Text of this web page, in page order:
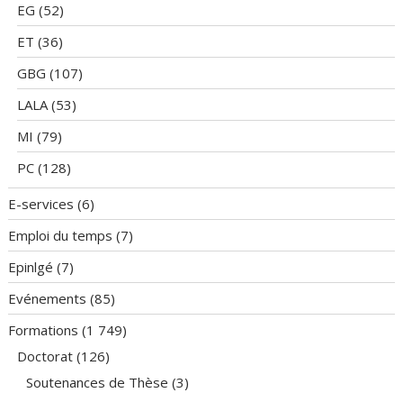
EG (52)
ET (36)
GBG (107)
LALA(53)
MI (79)
PC (128)
E-services (6)
Emploi du temps (7)
Epinlgé (7)
Evénements (85)
Formations (1 749)
Doctorat (126)
Soutenances de Thèse (3)